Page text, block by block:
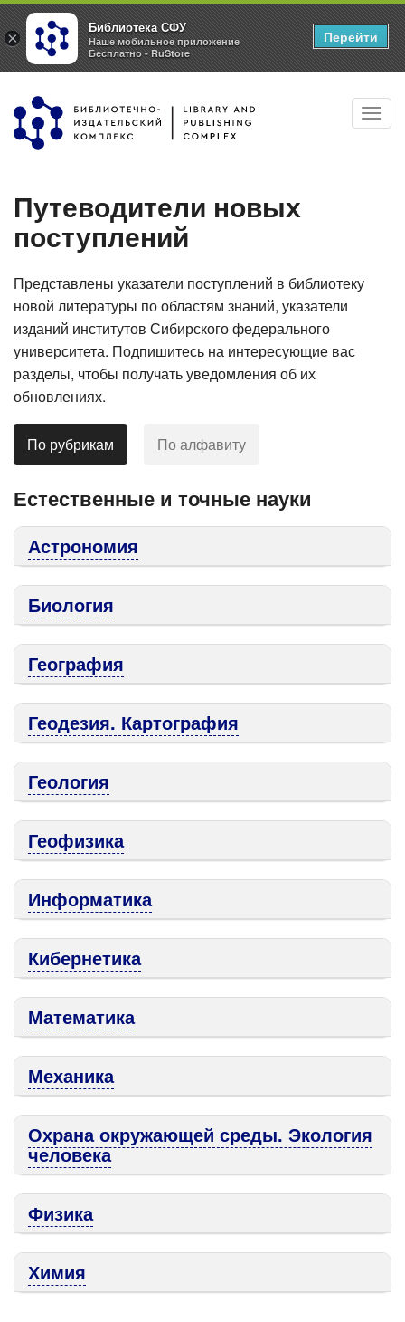
Перейти
основному
Путеводители новых
поступлений
Представлены указатели поступлений в библиотеку
новой литературы по областям знаний, указатели
изданий институтов Сибирского федерального
университета. Подпишитесь на интересующие вас
разделы, чтобы получать уведомления об их
обновлениях.
По рубрикам По алфавиту
Естественные и точные науки
Астрономия
Биология
География
Геодезия. Картография
Геология
Геофизика
Информатика
Кибернетика
Математика
Механика
Охрана окружающей среды. Экология
человека
Физика
Химия
×
Библиотека СФУ
Наше мобильное приложение
Бесплатно - RuStore
Перейти